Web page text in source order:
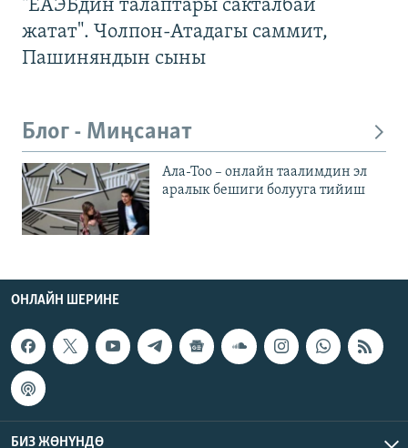
"ЕАЭБдин талаптары сакталбай
жатат". Чолпон-Атадагы саммит,
Пашиняндын сыны
Блог - Миңсанат
Ала-Тоо – онлайн таалимдин эл
аралык бешиги болууга тийиш
ОНЛАЙН ШЕРИНЕ
БИЗ ЖӨНҮНДӨ